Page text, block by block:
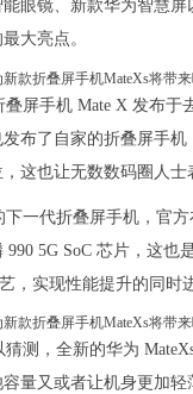
眼镜、新款华为智慧
大亮点。
屏手机 Mate X 发布于
布了自家的折叠屏手
这也让无数数码圈人士
下一代折叠屏手机，官
5G SoC 芯片，这也
，实现性能提升的同时
猜测，全新的华为
量又或者让机身更加轻